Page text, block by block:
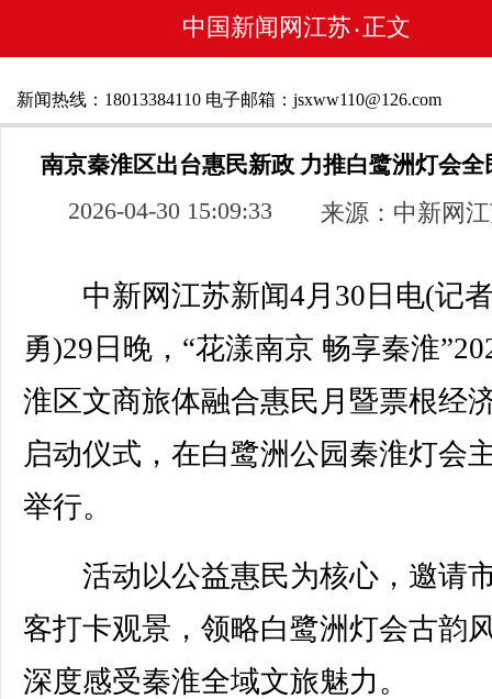
中国新闻网江苏 • 正文
新闻热线：18013384110 电子邮箱：jsxww110@126.com
南京秦淮区出台惠民新政 力推白鹭洲灯会全
2026-04-30 15:09:33 来源：中新网
中新网江苏新闻4月30日电(记
勇)29日晚，“花漾南京 畅享秦淮
淮区文商旅体融合惠民月暨票根经
启动仪式，在白鹭洲公园秦淮灯会
举行。
活动以公益惠民为核心，邀请
客打卡观景，领略白鹭洲灯会古韵
深度感受秦淮全域文旅魅力。